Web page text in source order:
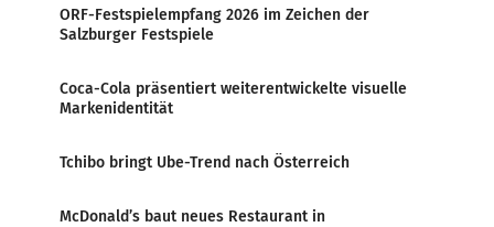
ORF-Festspielempfang 2026 im Zeichen der
Salzburger Festspiele
Coca-Cola präsentiert weiterentwickelte visuelle
Markenidentität
Tchibo bringt Ube-Trend nach Österreich
McDonald’s baut neues Restaurant in